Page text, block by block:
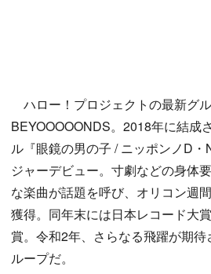
ハロー！プロジェクトの最新グル
BEYOOOOONDS。2018年に結成
ル『眼鏡の男の子 / ニッポンノD・
ジャーデビュー。寸劇などの身体
な楽曲が話題を呼び、オリコン週
獲得。同年末には日本レコード大
賞。令和2年、さらなる飛躍が期
ループだ。